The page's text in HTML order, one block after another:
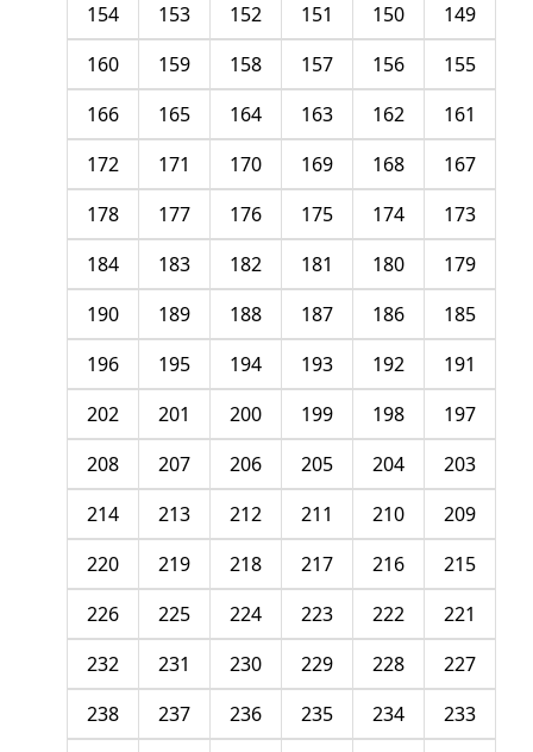
149
150
151
152
153
154
155
156
157
158
159
160
161
162
163
164
165
166
167
168
169
170
171
172
173
174
175
176
177
178
179
180
181
182
183
184
185
186
187
188
189
190
191
192
193
194
195
196
197
198
199
200
201
202
203
204
205
206
207
208
209
210
211
212
213
214
215
216
217
218
219
220
221
222
223
224
225
226
227
228
229
230
231
232
233
234
235
236
237
238